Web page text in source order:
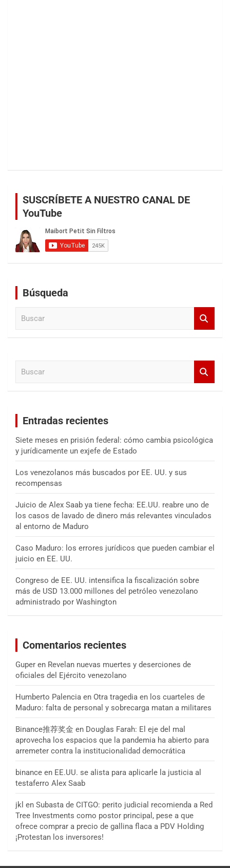
SUSCRÍBETE A NUESTRO CANAL DE
YouTube
Búsqueda
Entradas recientes
Siete meses en prisión federal: cómo cambia psicológica
y jurídicamente un exjefe de Estado
Los venezolanos más buscados por EE. UU. y sus
recompensas
Juicio de Alex Saab ya tiene fecha: EE.UU. reabre uno de
los casos de lavado de dinero más relevantes vinculados
al entorno de Maduro
Caso Maduro: los errores jurídicos que pueden cambiar el
juicio en EE. UU.
Congreso de EE. UU. intensifica la fiscalización sobre
más de USD 13.000 millones del petróleo venezolano
administrado por Washington
Comentarios recientes
Guper en Revelan nuevas muertes y deserciones de
oficiales del Ejército venezolano
Humberto Palencia en Otra tragedia en los cuarteles de
Maduro: falta de personal y sobrecarga matan a militares
Binance推荐奖金 en Douglas Farah: El eje del mal
aprovecha los espacios que la pandemia ha abierto para
arremeter contra la institucionalidad democrática
binance en EE.UU. se alista para aplicarle la justicia al
testaferro Alex Saab
jkl en Subasta de CITGO: perito judicial recomienda a Red
Tree Investments como postor principal, pese a que
ofrece comprar a precio de gallina flaca a PDV Holding
¡Protestan los inversores!